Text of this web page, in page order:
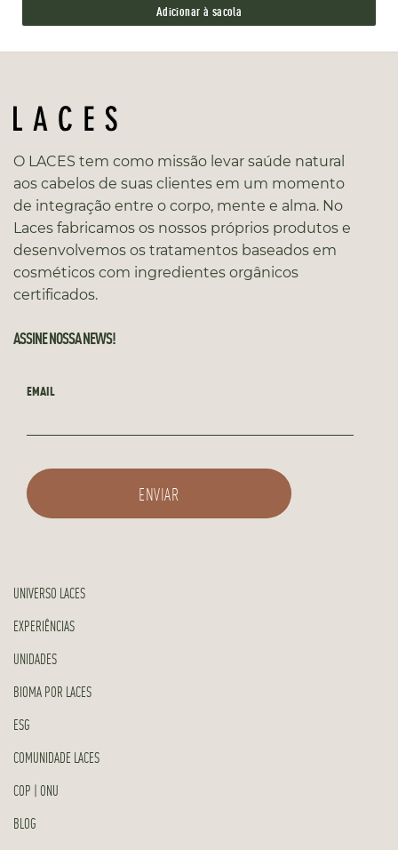
Adicionar à sacola
O LACES tem como missão levar saúde natural
aos cabelos de suas clientes em um momento
de integração entre o corpo, mente e alma. No
Laces fabricamos os nossos próprios produtos e
desenvolvemos os tratamentos baseados em
cosméticos com ingredientes orgânicos
certificados.
ASSINE NOSSA NEWS!
EMAIL
UNIVERSO LACES
EXPERIÊNCIAS
UNIDADES
BIOMA POR LACES
ESG
COMUNIDADE LACES
COP | ONU
BLOG